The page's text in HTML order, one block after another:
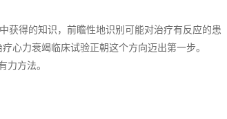
获得的知识，前瞻性地识别可能对治疗有反应的患
心力衰竭临床试验正朝这个方向迈出第一步。
力方法。